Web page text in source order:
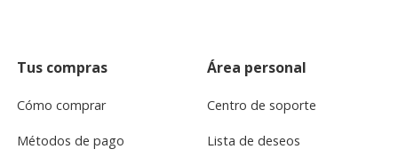
Tus compras
Cómo comprar
Métodos de pago
Área personal
Centro de soporte
Lista de deseos